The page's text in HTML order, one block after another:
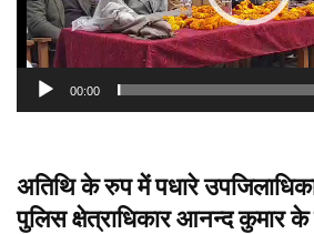
00:00
अतिथि के रुप में पधारे
पुलिस क्षेत्राधिकार आनन्द कुमार